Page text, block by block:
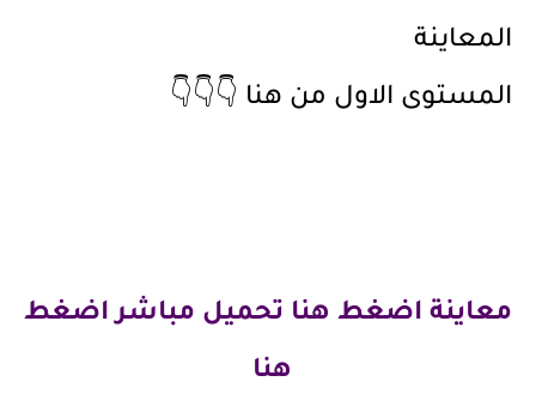
المعاينة
المستوى الاول من هنا 👇👇👇
معاينة اضغط هنا تحميل مباشر اضغط
هنا